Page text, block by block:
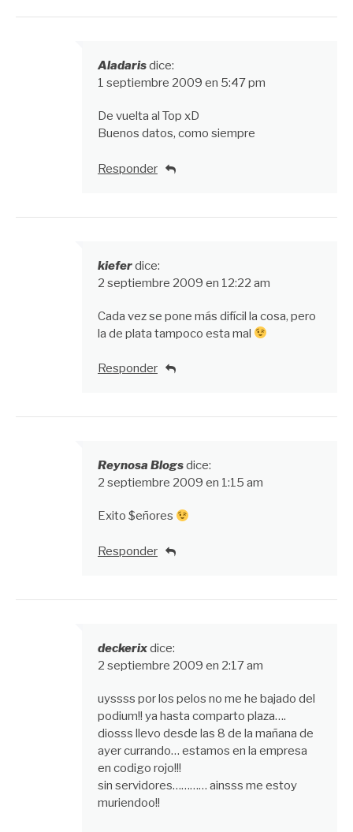
Aladarisdice:
1 septiembre 2009 en 5:47 pm
De vuelta al Top xD
Buenos datos, como siempre
Responder
kieferdice:
2 septiembre 2009 en 12:22 am
Cada vez se pone más difícil la cosa, pero
la de plata tampoco esta mal
Responder
Reynosa Blogsdice:
2 septiembre 2009 en 1:15 am
Exito $eñores
Responder
deckerixdice:
2 septiembre 2009 en 2:17 am
uyssss por los pelos no me he bajado del
podium!! ya hasta comparto plaza….
diosss llevo desde las 8 de la mañana de
ayer currando… estamos en la empresa
en codigo rojo!!!
sin servidores………… ainsss me estoy
muriendoo!!